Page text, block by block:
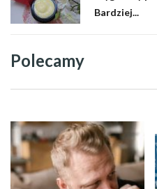
Bardziej...
Polecamy